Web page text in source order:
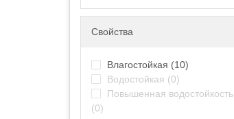
Свойства
Влагостойкая (10)
Водостойкая (0)
Повышенная водостойкость
(0)